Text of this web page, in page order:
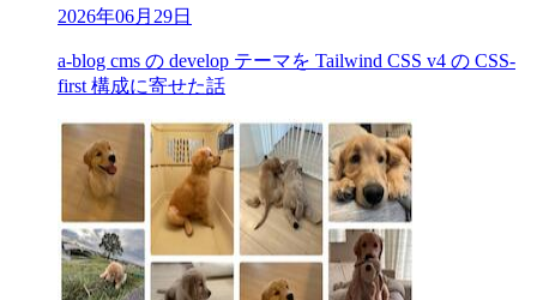
2026年06月29日
a-blog cms の develop テーマを Tailwind CSS v4 の CSS-
first 構成に寄せた話